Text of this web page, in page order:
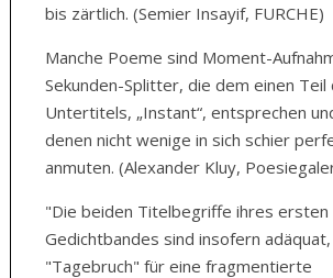
bis zärtlich. (Semier Insayif, FURCHE)
Manche Poeme sind Moment-
Sekunden-Splitter, die dem einen Teil
Untertitels, „Instant“, entsprechen
denen nicht wenige in sich schier
anmuten. (Alexander Kluy,
"Die beiden Titelbegriffe ihres ersten
Gedichtbandes sind insofern adäquat,
"Tagebruch" für eine fragmentierte